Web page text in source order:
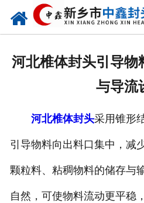
河北椎体封头引导物
与导流
河北椎体封头采用锥形
引导物料向出料口集中，减
颗粒料、粘稠物料的储存与
自然，可使物料流动更平稳